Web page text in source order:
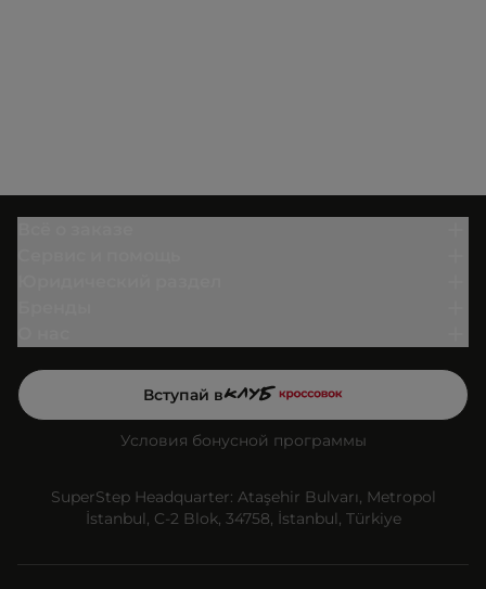
Вступай в
Условия бонусной программы
SuperStep Headquarter: Ataşehir Bulvarı, Metropol
İstanbul, C-2 Blok, 34758, İstanbul, Türkiye